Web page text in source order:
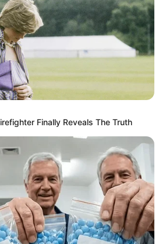
Finally Reveals The Truth